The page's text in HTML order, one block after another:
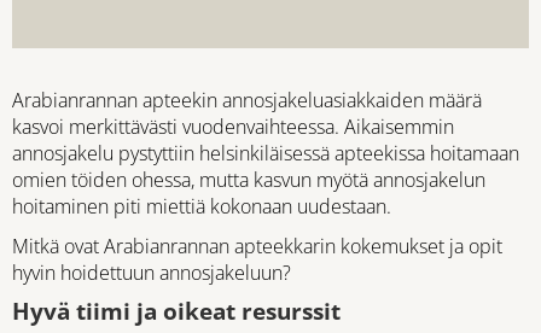
Arabianrannan apteekin annosjakeluasiakkaiden määrä
kasvoi merkittävästi vuodenvaihteessa. Aikaisemmin
annosjakelu pystyttiin helsinkiläisessä apteekissa hoitamaan
omien töiden ohessa, mutta kasvun myötä annosjakelun
hoitaminen piti miettiä kokonaan uudestaan.
Mitkä ovat Arabianrannan apteekkarin kokemukset ja opit
hyvin hoidettuun annosjakeluun?
Hyvä tiimi ja oikeat resurssit